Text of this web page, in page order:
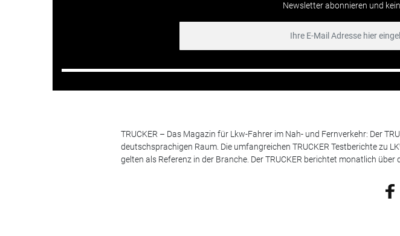
Newsletter abonnieren und
TRUCKER – Das Magazin für Lkw-Fahrer im Nah- und Fernverkehr: Der
deutschsprachigen Raum. Die umfangreichen TRUCKER Testberichte zu
gelten als Referenz in der Branche. Der TRUCKER berichtet monatlich